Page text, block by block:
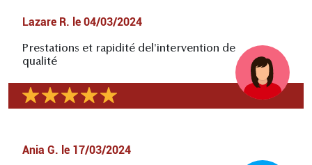
Lazare R. le 04/03/2024
Prestations et rapidité del'intervention de
qualité
Ania G. le 17/03/2024